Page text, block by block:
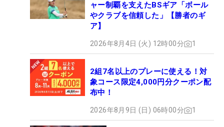
ャー制覇を支えたBSギア「ボール
やクラブを信頼した」【勝者のギ
ア】
2026年8月4日 (火) 12時00分 1
2組7名以上のプレーに使える！対
象コース限定4,000円分クーポン配
布中！
2026年8月9日 (日) 06時00分 1